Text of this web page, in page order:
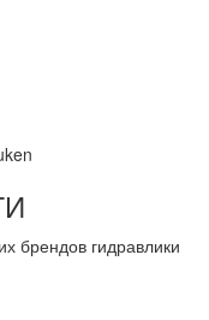
брендов гидравлики